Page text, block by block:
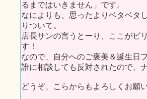
るまではいきません」です。
なによりも、思ったよりベタベタ
りついて。
店長サンの言うとーり、ここがビ
す！
なので、自分へのご褒美＆誕生日
誰に相談しても反対されたので、
どうぞ、こらからもよろしくお願